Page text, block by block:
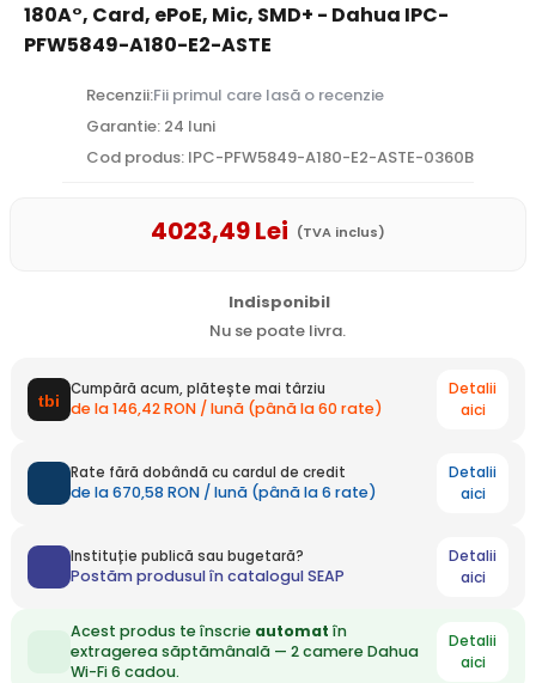
180A°, Card, ePoE, Mic, SMD+ - Dahua IPC-
PFW5849-A180-E2-ASTE
Recenzii:Fii primul care lasă o recenzie
Garantie: 24 luni
Cod produs: IPC-PFW5849-A180-E2-ASTE-0360B
4023,49Lei (TVA inclus)
Indisponibil
Nu se poate livra.
Cumpără acum, plătește mai târziu
de la 146,42 RON / lună (până la 60 rate)
Detalii
aici
Rate fără dobândă cu cardul de credit
de la 670,58 RON / lună (până la 6 rate)
Detalii
aici
Instituție publică sau bugetară?
Postăm produsul în catalogul SEAP
Detalii
aici
Acest produs te înscrie automat în
extragerea săptămânală — 2 camere Dahua
Wi-Fi 6 cadou.
Detalii
aici